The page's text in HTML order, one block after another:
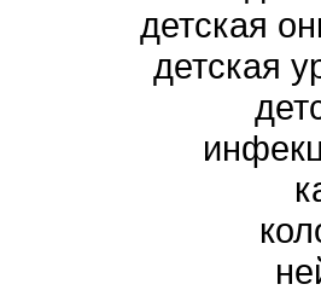
детская
детская